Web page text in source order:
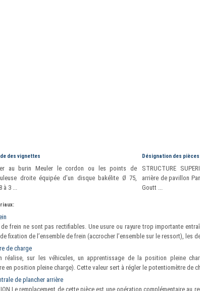
des vignettes
au burin Meuler le cordon ou les points de
droite équipée d’un disque bakélite Ø 75,
à 3 ...
Désignation des pièces
STRUCTURE
arrière de pavillon
Goutt ...
frein ne sont pas rectifiables. Une usure ou rayure trop importante
fixation de l’ensemble de frein (accrocher l’ensemble sur le ressort), les
de charge
réalise, sur les véhicules, un apprentissage de la position pleine
en position pleine charge). Cette valeur sert à régler le potentiomètre de
de plancher arrière
Le remplacement de cette pièce est une opération complémentaire au